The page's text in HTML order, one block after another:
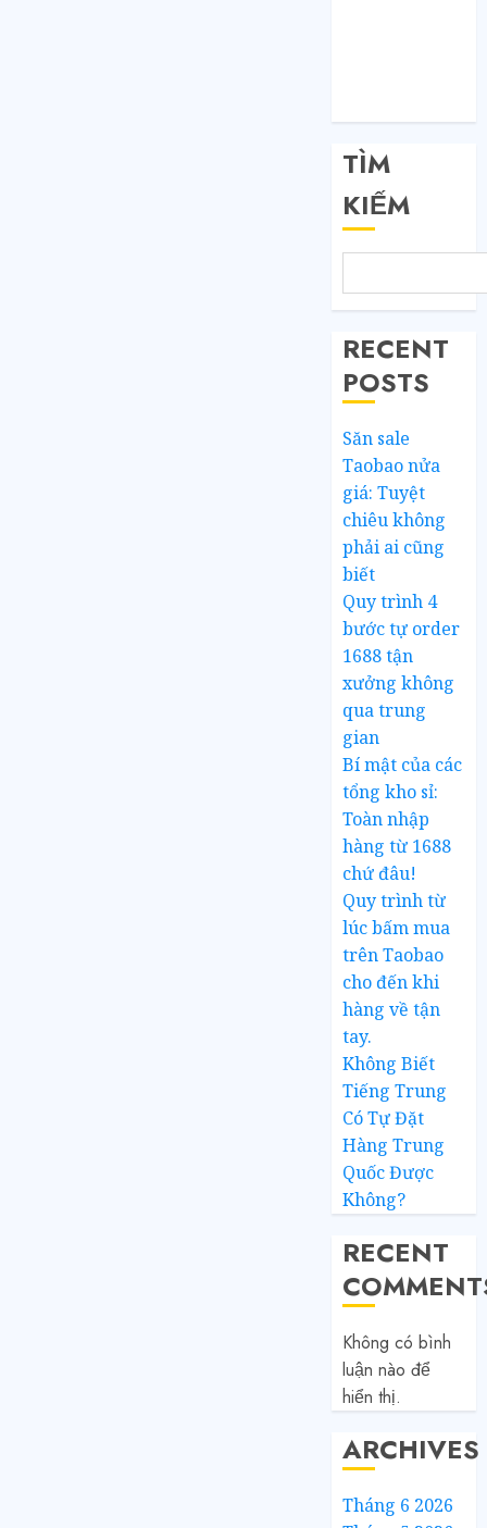
TÌM
KIẾM
RECENT
POSTS
Săn sale
Taobao nửa
giá: Tuyệt
chiêu không
phải ai cũng
biết
Quy trình 4
bước tự order
1688 tận
xưởng không
qua trung
gian
Bí mật của các
tổng kho sỉ:
Toàn nhập
hàng từ 1688
chứ đâu!
Quy trình từ
lúc bấm mua
trên Taobao
cho đến khi
hàng về tận
tay.
Không Biết
Tiếng Trung
Có Tự Đặt
Hàng Trung
Quốc Được
Không?
RECENT
Không có bình
luận nào để
hiển thị.
ARCHIVES
Tháng 6 2026